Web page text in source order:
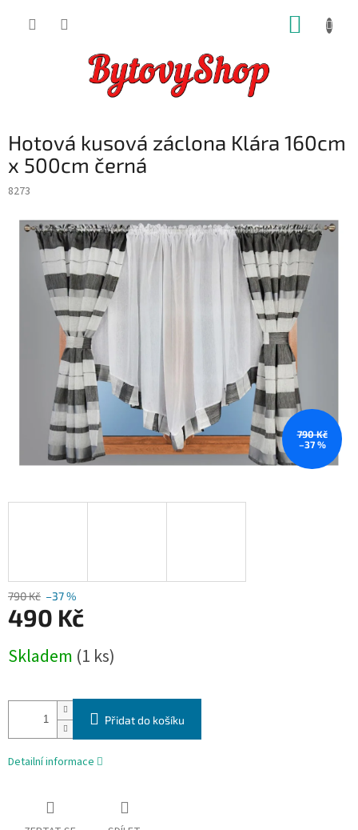
Hotová kusová záclona Klára 160cm
x 500cm černá
8273
790 Kč
–37 %
790 Kč –37 %
490 Kč
cena:
Skladem (1 ks)
Přidat do košíku
Detailní informace